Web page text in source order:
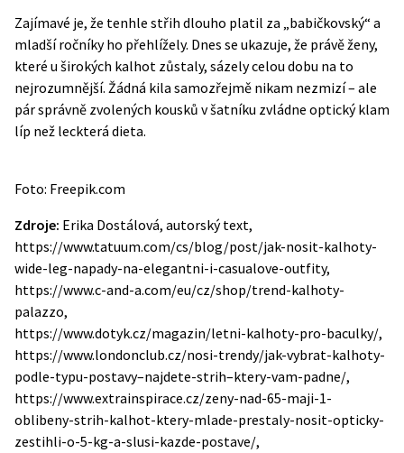
Zajímavé je, že tenhle střih dlouho platil za „babičkovský“ a
mladší ročníky ho přehlížely. Dnes se ukazuje, že právě ženy,
které u širokých kalhot zůstaly, sázely celou dobu na to
nejrozumnější. Žádná kila samozřejmě nikam nezmizí – ale
pár správně zvolených kousků v šatníku zvládne optický klam
líp než leckterá dieta.
Foto: Freepik.com
Zdroje: Erika Dostálová, autorský text,
https://www.tatuum.com/cs/blog/post/jak-nosit-kalhoty-
wide-leg-napady-na-elegantni-i-casualove-outfity,
https://www.c-and-a.com/eu/cz/shop/trend-kalhoty-
palazzo,
https://www.dotyk.cz/magazin/letni-kalhoty-pro-baculky/,
https://www.londonclub.cz/nosi-trendy/jak-vybrat-kalhoty-
podle-typu-postavy–najdete-strih–ktery-vam-padne/,
https://www.extrainspirace.cz/zeny-nad-65-maji-1-
oblibeny-strih-kalhot-ktery-mlade-prestaly-nosit-opticky-
zestihli-o-5-kg-a-slusi-kazde-postave/,